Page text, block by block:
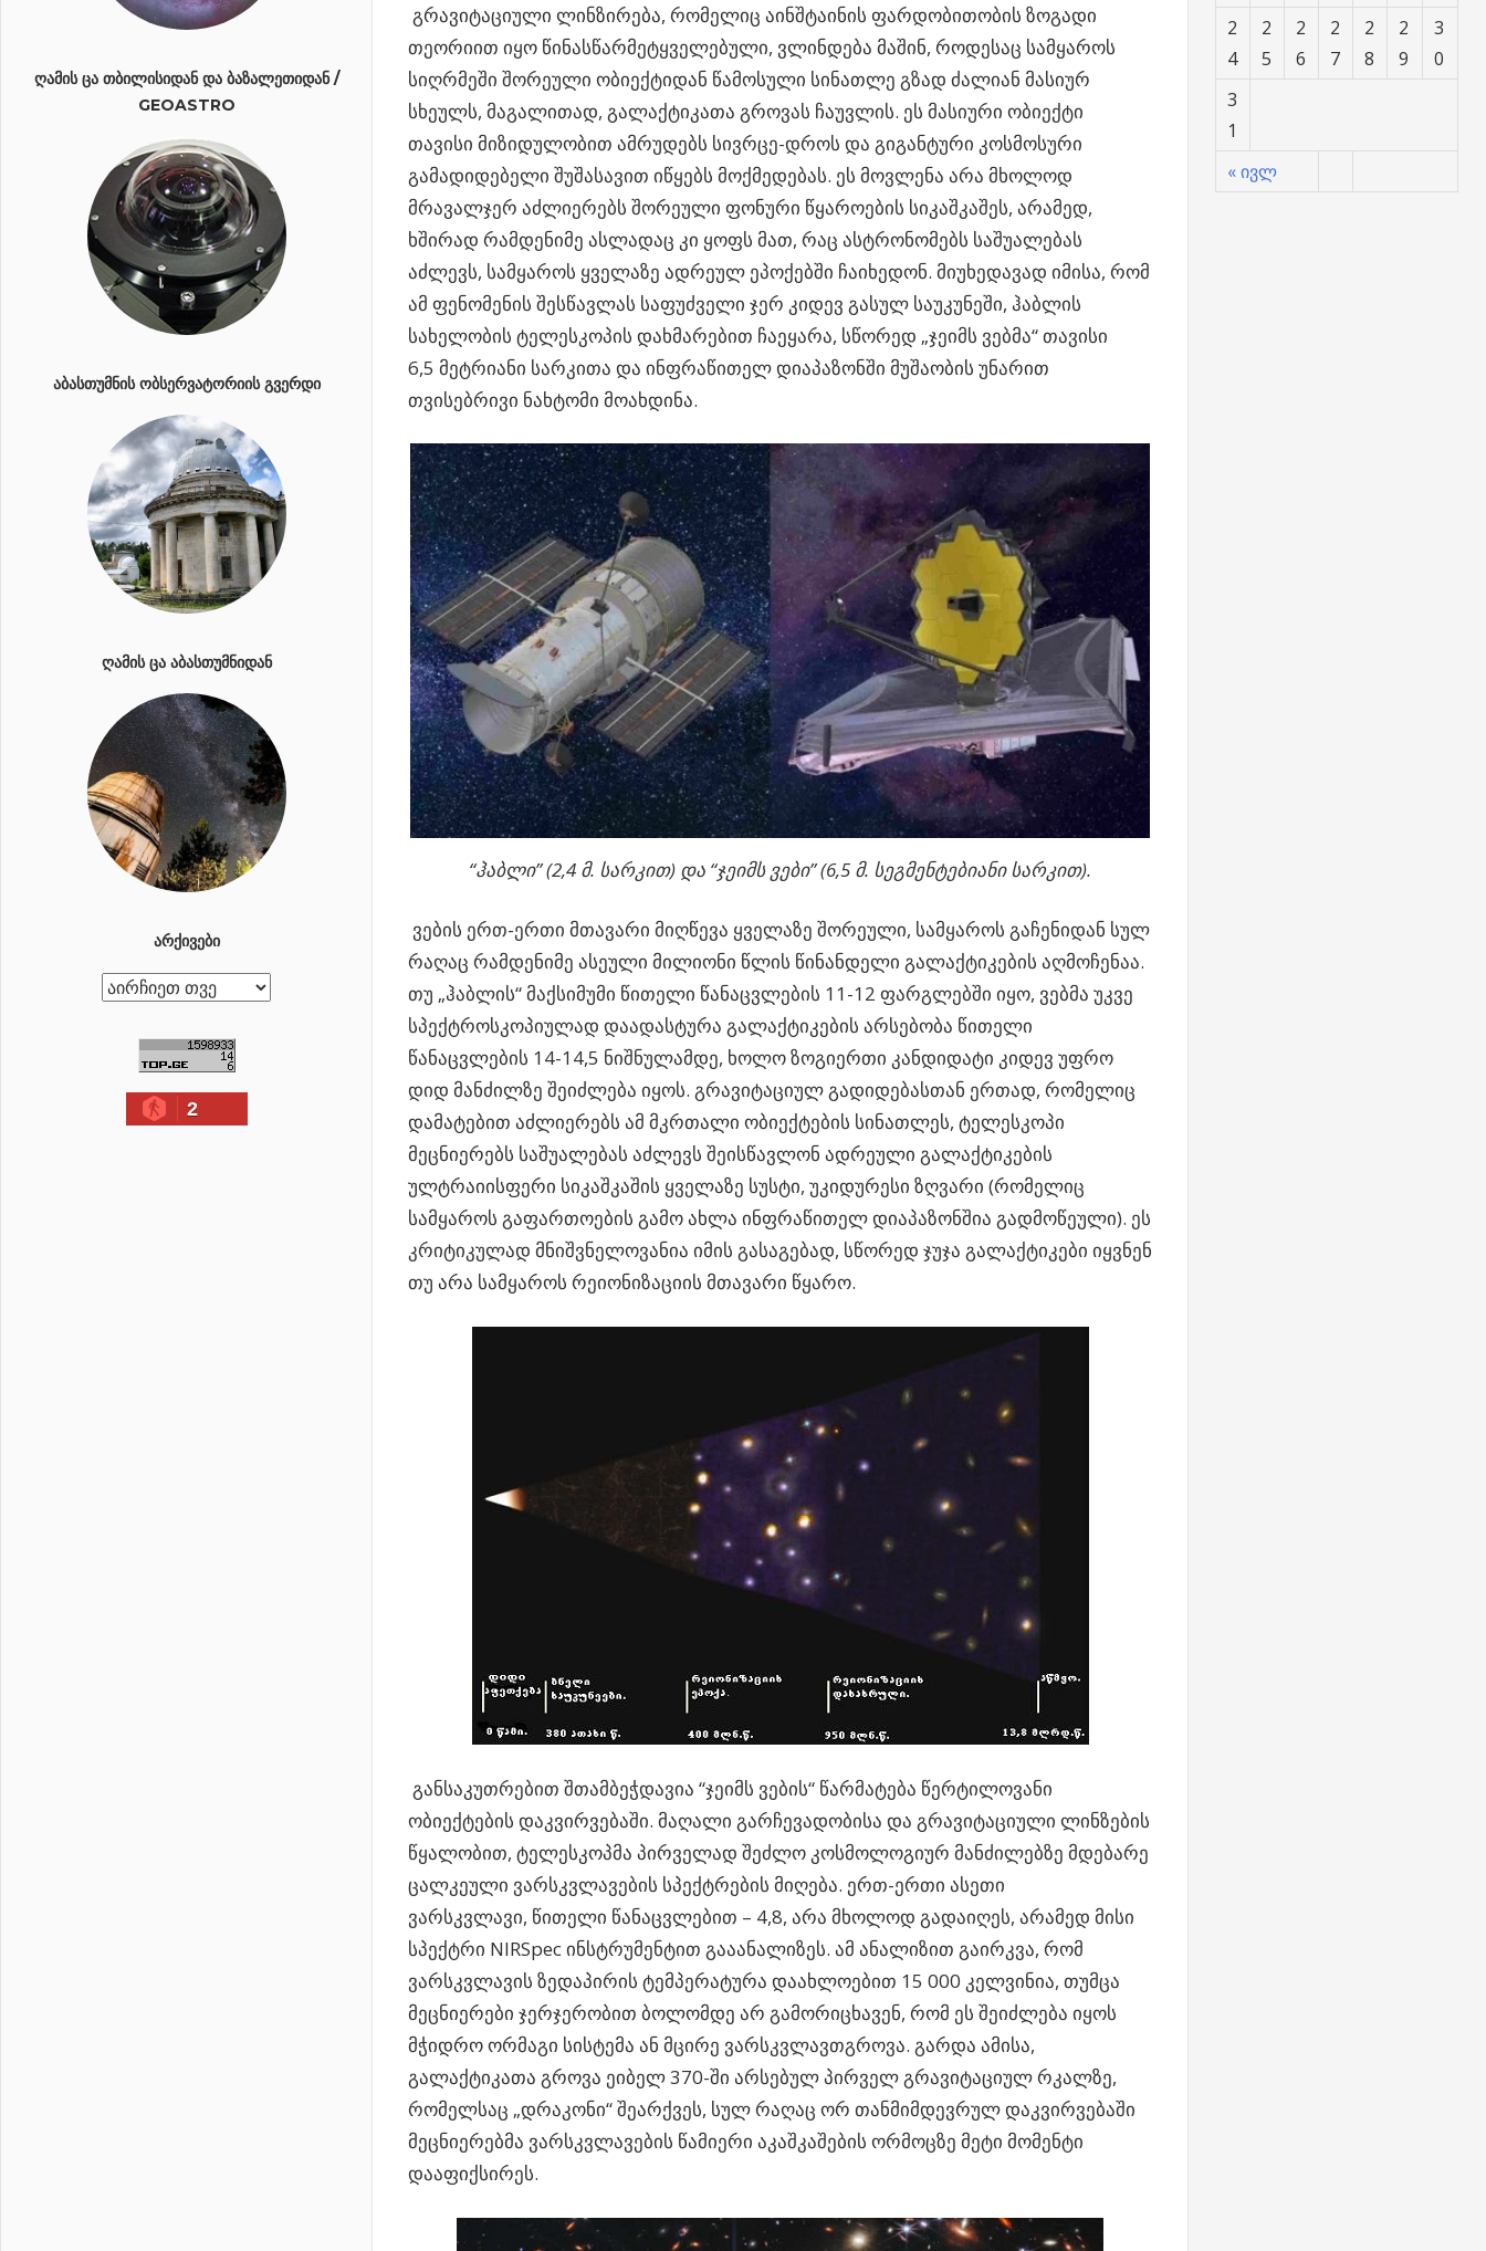
გრავიტაციული ლინზირება, რომელიც აინშტაინის ფარდობითობის ზოგადი
თეორიით იყო წინასწარმეტყველებული, ვლინდება მაშინ, როდესაც სამყაროს
სიღრმეში შორეული ობიექტიდან წამოსული სინათლე გზად ძალიან მასიურ
სხეულს, მაგალითად, გალაქტიკათა გროვას ჩაუვლის. ეს მასიური ობიექტი
თავისი მიზიდულობით ამრუდებს სივრცე-დროს და გიგანტური კოსმოსური
გამადიდებელი შუშასავით იწყებს მოქმედებას. ეს მოვლენა არა მხოლოდ
მრავალჯერ აძლიერებს შორეული ფონური წყაროების სიკაშკაშეს, არამედ,
ხშირად რამდენიმე ასლადაც კი ყოფს მათ, რაც ასტრონომებს საშუალებას
აძლევს, სამყაროს ყველაზე ადრეულ ეპოქებში ჩაიხედონ. მიუხედავად იმისა, რომ
ამ ფენომენის შესწავლას საფუძველი ჯერ კიდევ გასულ საუკუნეში, ჰაბლის
სახელობის ტელესკოპის დახმარებით ჩაეყარა, სწორედ „ჯეიმს ვებმა“ თავისი
6,5 მეტრიანი სარკითა და ინფრაწითელ დიაპაზონში მუშაობის უნარით
თვისებრივი ნახტომი მოახდინა.
“ჰაბლი” (2,4 მ. სარკით) და “ჯეიმს ვები” (6,5 მ. სეგმენტებიანი სარკით).
ვების ერთ-ერთი მთავარი მიღწევა ყველაზე შორეული, სამყაროს გაჩენიდან სულ
რაღაც რამდენიმე ასეული მილიონი წლის წინანდელი გალაქტიკების აღმოჩენაა.
თუ „ჰაბლის“ მაქსიმუმი წითელი წანაცვლების 11-12 ფარგლებში იყო, ვებმა უკვე
სპექტროსკოპიულად დაადასტურა გალაქტიკების არსებობა წითელი
წანაცვლების 14-14,5 ნიშნულამდე, ხოლო ზოგიერთი კანდიდატი კიდევ უფრო
დიდ მანძილზე შეიძლება იყოს. გრავიტაციულ გადიდებასთან ერთად, რომელიც
დამატებით აძლიერებს ამ მკრთალი ობიექტების სინათლეს, ტელესკოპი
მეცნიერებს საშუალებას აძლევს შეისწავლონ ადრეული გალაქტიკების
ულტრაიისფერი სიკაშკაშის ყველაზე სუსტი, უკიდურესი ზღვარი (რომელიც
სამყაროს გაფართოების გამო ახლა ინფრაწითელ დიაპაზონშია გადმოწეული). ეს
კრიტიკულად მნიშვნელოვანია იმის გასაგებად, სწორედ ჯუჯა გალაქტიკები იყვნენ
თუ არა სამყაროს რეიონიზაციის მთავარი წყარო.
განსაკუთრებით შთამბეჭდავია “ჯეიმს ვების“ წარმატება წერტილოვანი
ობიექტების დაკვირვებაში. მაღალი გარჩევადობისა და გრავიტაციული ლინზების
წყალობით, ტელესკოპმა პირველად შეძლო კოსმოლოგიურ მანძილებზე მდებარე
ცალკეული ვარსკვლავების სპექტრების მიღება. ერთ-ერთი ასეთი
ვარსკვლავი, წითელი წანაცვლებით – 4,8, არა მხოლოდ გადაიღეს, არამედ მისი
სპექტრი NIRSpec ინსტრუმენტით გააანალიზეს. ამ ანალიზით გაირკვა, რომ
ვარსკვლავის ზედაპირის ტემპერატურა დაახლოებით 15 000 კელვინია, თუმცა
მეცნიერები ჯერჯერობით ბოლომდე არ გამორიცხავენ, რომ ეს შეიძლება იყოს
მჭიდრო ორმაგი სისტემა ან მცირე ვარსკვლავთგროვა. გარდა ამისა,
გალაქტიკათა გროვა ეიბელ 370-ში არსებულ პირველ გრავიტაციულ რკალზე,
რომელსაც „დრაკონი“ შეარქვეს, სულ რაღაც ორ თანმიმდევრულ დაკვირვებაში
მეცნიერებმა ვარსკვლავების წამიერი აკაშკაშების ორმოცზე მეტი მომენტი
დააფიქსირეს.
ᲦᲐᲛᲘᲡ ᲪᲐ ᲗᲑᲘᲚᲘᲡᲘᲓᲐᲜ ᲓᲐ ᲑᲐᲖᲐᲚᲔᲗᲘᲓᲐᲜ /
GEOASTRO
ᲐᲑᲐᲡᲗᲣᲛᲜᲘᲡ ᲝᲑᲡᲔᲠᲕᲐᲢᲝᲠᲘᲘᲡ ᲒᲕᲔᲠᲓᲘ
ᲦᲐᲛᲘᲡ ᲪᲐ ᲐᲑᲐᲡᲗᲣᲛᲜᲘᲓᲐᲜ
ᲐᲠᲥᲘᲕᲔᲑᲘ
ა
2
« ივლ
2
4
2
5
2
6
2
7
2
8
2
9
3
0
3
1